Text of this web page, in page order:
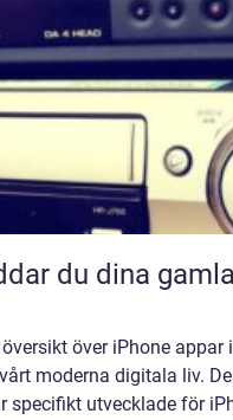
över iPhone appar
moderna digitala liv.
specifikt utvecklade för